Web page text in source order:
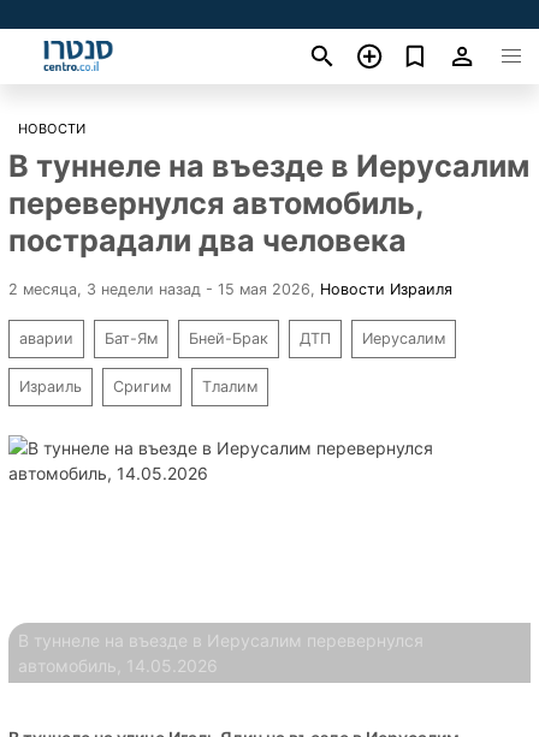
НОВОСТИ
В туннеле на въезде в Иерусалим
перевернулся автомобиль,
пострадали два человека
2 месяца, 3 недели назад - 15 мая 2026 Новости Израиля
аварии Бат-Ям Бней-Брак ДТП Иерусалим
Израиль Сригим Тлалим
В туннеле на въезде в Иерусалим перевернулся
автомобиль, 14.05.2026